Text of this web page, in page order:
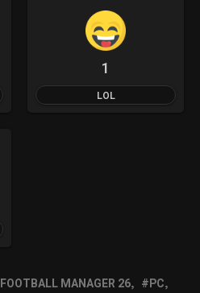
1
LOL
FOOTBALL MANAGER 26
PC